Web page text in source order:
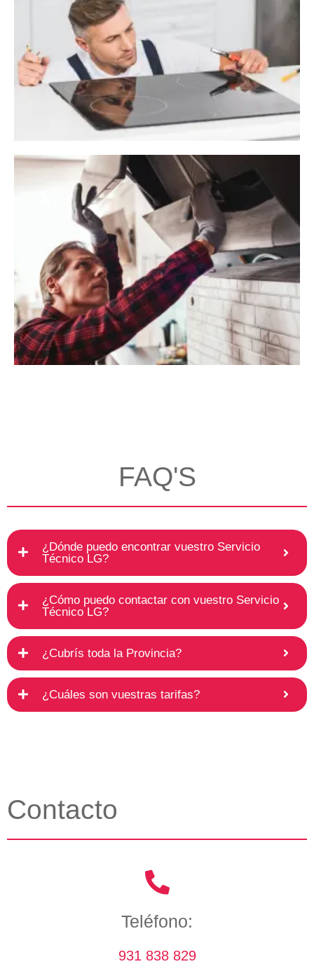
FAQ'S
¿Dónde puedo encontrar vuestro Servicio
Técnico LG?
¿Cómo puedo contactar con vuestro Servicio
Técnico LG?
¿Cubrís toda la Provincia?
¿Cuáles son vuestras tarifas?
Contacto
Teléfono:
931 838 829